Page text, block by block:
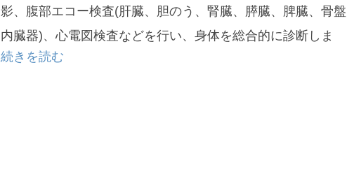
● 1回の採血で、脳卒中、糖尿病、認知症リスクを評価
(AILSⓇ)
■ 検査結果資料は、受診後1～2週間程度で郵送いたします。
■ 検査結果は、後日医師より直接説明および相談することも可
能です(相談無料)。
影、腹部エコー検査(肝臓、胆のう、腎臓、膵臓、脾臓、骨盤
内臓器)、心電図検査などを行い、身体を総合的に診断しま
す。
続きを読む